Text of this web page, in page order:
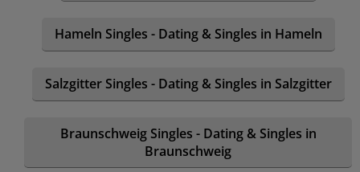
Hameln Singles - Dating & Singles in Hameln
Salzgitter Singles - Dating & Singles in Salzgitter
Braunschweig Singles - Dating & Singles in
Braunschweig